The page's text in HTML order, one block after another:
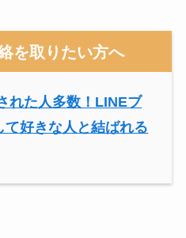
を取りたい方へ
れた人多数！LINEブ
て好きな人と結ばれる